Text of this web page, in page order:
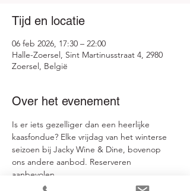
Tijd en locatie
06 feb 2026, 17:30 – 22:00
Halle-Zoersel, Sint Martinusstraat 4, 2980
Zoersel, België
Over het evenement
Is er iets gezelliger dan een heerlijke
kaasfondue? Elke vrijdag van het winterse
seizoen bij Jacky Wine & Dine, bovenop
ons andere aanbod. Reserveren
aanbevolen.